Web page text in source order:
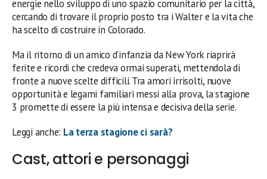
energie nello sviluppo di uno spazio comunitario per la città,
cercando di trovare il proprio posto tra i Walter e la vita che
ha scelto di costruire in Colorado.
Ma il ritorno di un amico d’infanzia da New York riaprirà
ferite e ricordi che credeva ormai superati, mettendola di
fronte a nuove scelte difficili. Tra amori irrisolti, nuove
opportunità e legami familiari messi alla prova, la stagione
3 promette di essere la più intensa e decisiva della serie.
Leggi anche: La terza stagione ci sarà?
Cast, attori e personaggi